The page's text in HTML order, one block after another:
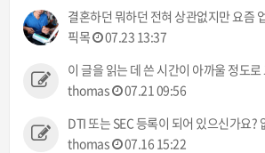
픽목
07.23 13:37
thomas
07.21 09:56
thomas
07.16 15:22